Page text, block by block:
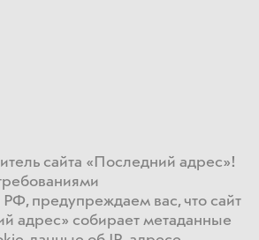
сайта «Последний адрес»!
РФ, предупреждаем вас, что сайт
адрес» собирает метаданные